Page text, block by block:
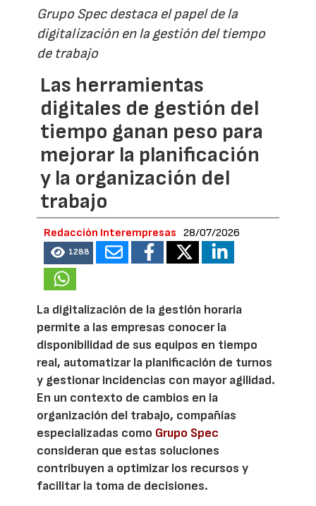
Grupo Spec destaca el papel de la
digitalización en la gestión del tiempo
de trabajo
Las herramientas
digitales de gestión del
tiempo ganan peso para
mejorar la planificación
y la organización del
trabajo
Redacción Interempresas 28/07/2026
1288
La digitalización de la gestión horaria
permite a las empresas conocer la
disponibilidad de sus equipos en tiempo
real, automatizar la planificación de turnos
y gestionar incidencias con mayor agilidad.
En un contexto de cambios en la
organización del trabajo, compañías
especializadas como Grupo Spec
consideran que estas soluciones
contribuyen a optimizar los recursos y
facilitar la toma de decisiones.